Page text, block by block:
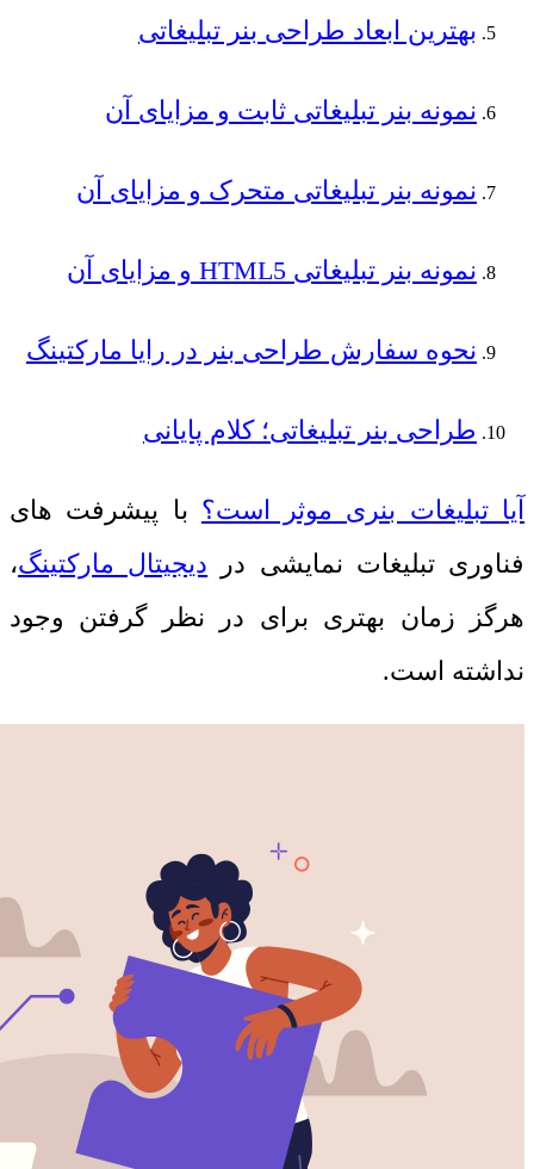
بهترین ابعاد طراحی بنر تبلیغاتی
نمونه بنر تبلیغاتی ثابت و مزایای آن
نمونه بنر تبلیغاتی متحرک و مزایای آن
نمونه بنر تبلیغاتی HTML5 و مزایای آن
نحوه سفارش طراحی بنر در رایا مارکتینگ
طراحی بنر تبلیغاتی؛ کلام پایانی
آیا تبلیغات بنری موثر است؟ با پیشرفت های
فناوری تبلیغات نمایشی در دیجیتال مارکتینگ،
هرگز زمان بهتری برای در نظر گرفتن وجود
نداشته است.